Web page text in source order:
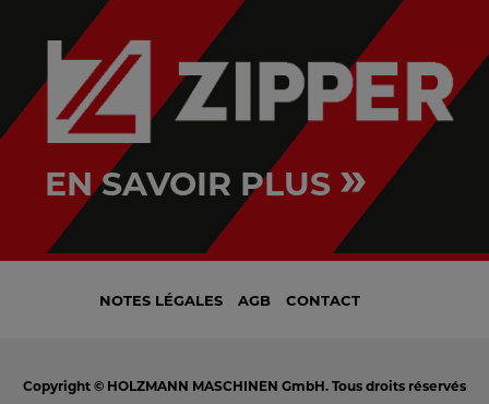
EN SAVOIR PLUS »
NOTES LÉGALES AGB CONTACT
Copyright © HOLZMANN MASCHINEN GmbH. Tous droits réservés